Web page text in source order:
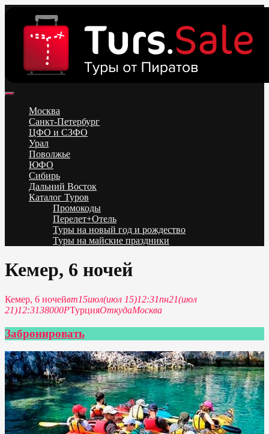
content
Низкие цены на путевки 3-7-10 ночей все включено, отдых на
море. Распродажа экскурсионных и горнолыжных туров.
Обновление каждый день. Официальный сайт Тур Сейл
Москва
Санкт-Петербург
ЦФО и СЗФО
Урал
Поволжье
ЮФО
Сибирь
Дальний Восток
Каталог Туров
Промокоды
Перелет+Отель
Туры на новый год и рождество
Туры на майские праздники
Кемер, 6 ночей
Кемер, 6 ночейвт15июл(июл 15)12:31пн21(июл
21)12:3138000PТурцияОткудаМосква
Забронировать